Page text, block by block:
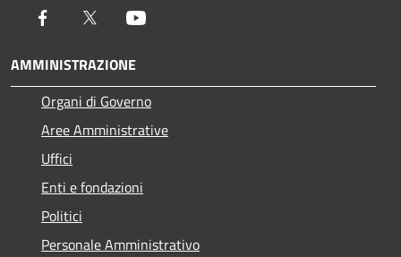
Facebook Twitter
AMMINISTRAZIONE
Organi di Governo
Aree Amministrative
Uffici
Enti e fondazioni
Politici
Personale Amministrativo